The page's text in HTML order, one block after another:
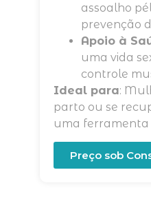
assoalho
prevenção
Apoio à
uma vida
controle
Ideal para:
parto ou se
uma ferramenta
Preço sob